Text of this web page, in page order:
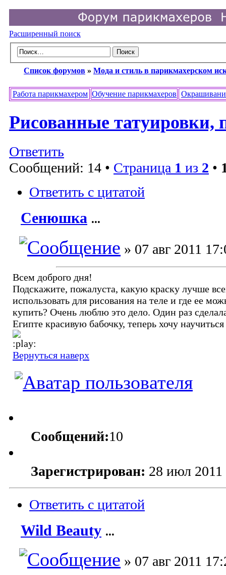
Расширенный поиск
Список форумов » Мода и стиль в парикмахерском
Работа парикмахером Обучение парикмахеров
Рисованные татуировки,
Ответить
Сообщений: 14 • Страница 1 из 2 •
Ответить с цитатой
Сенюшка ...
» 07 авг 2011
Всем доброго дня!
Подскажите, пожалуста, какую краску лучше
использовать для рисования на теле и где ее
купить? Очень люблю это дело. Один раз
Египте красивую бабочку, теперь хочу
Вернуться наверх
Сообщений:10
Зарегистрирован: 28 июл 2011
Ответить с цитатой
Wild Beauty ...
» 07 авг 2011